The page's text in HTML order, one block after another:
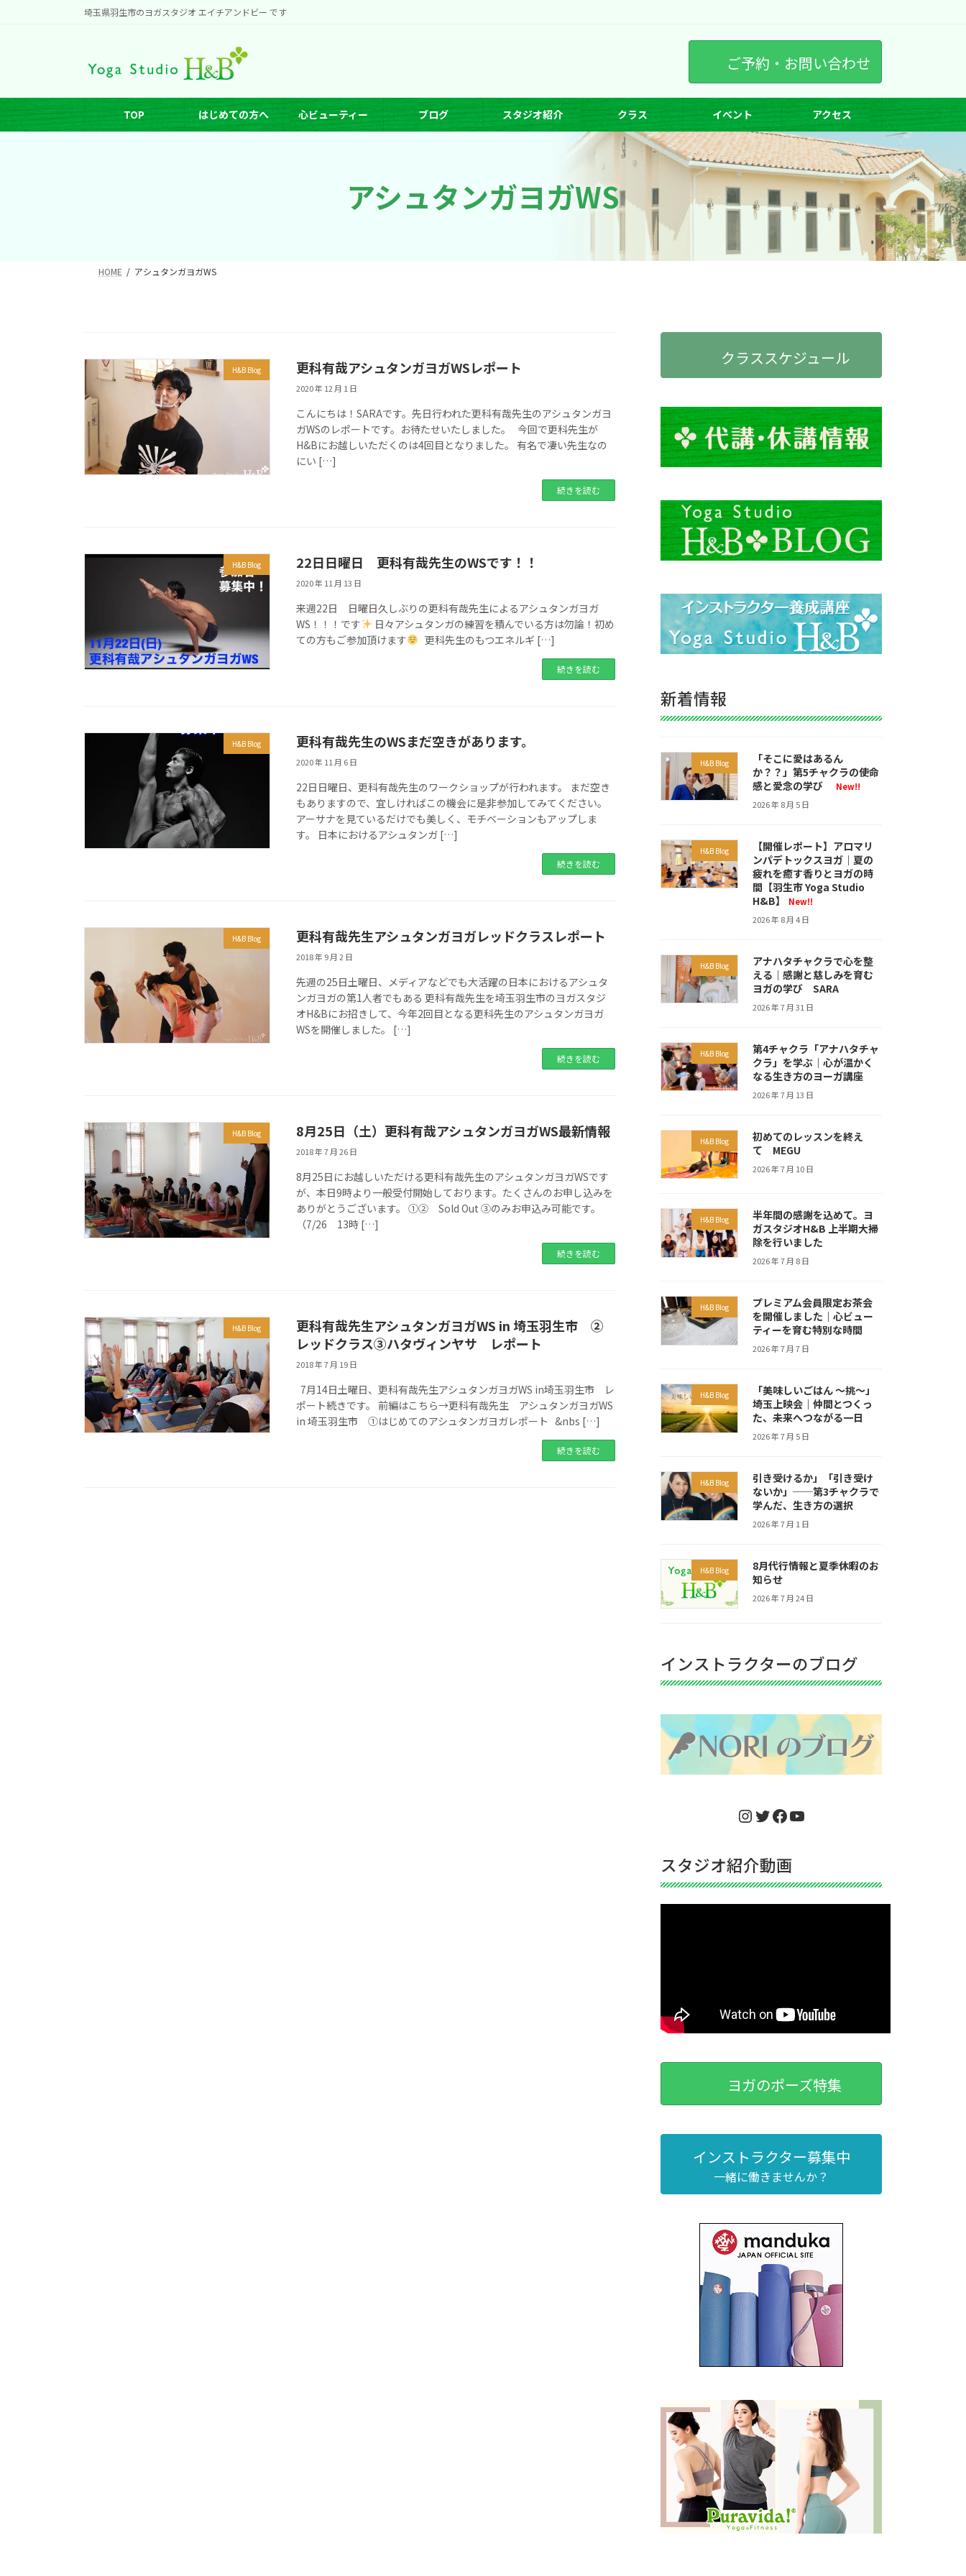
ツ
へ
ス
シ
ョ
ン
埼玉県羽生市のヨガスタジオ エイチアンドビー です
ご予約・お問い合わせ
TOP はじめての方へ 心ビューティー ブログ スタジオ紹介 クラス イベント アクセス
アシュタンガヨガWS
HOME アシュタンガヨガWS
H&B Blog 更科有哉アシュタンガヨガWSレポート
2020 年 12 月 1 日
こんにちは！SARAです。先日行われた更科有哉先生のアシュタンガヨ
ガWSのレポートです。お待たせいたしました。 今回で更科先生が
H&Bにお越しいただくのは4回目となりました。 有名で凄い先生なの
にい […]
続きを読む
H&B Blog 22日日曜日 更科有哉先生のWSです！！
2020 年 11 月 13 日
来週22日 日曜日久しぶりの更科有哉先生によるアシュタンガヨガ
WS！！！です
日々アシュタンガの練習を積んでいる方は勿論！初め
ての方もご参加頂けます
更科先生のもつエネルギ […]
続きを読む
H&B Blog 更科有哉先生のWSまだ空きがあります。
2020 年 11 月 6 日
22日日曜日、更科有哉先生のワークショップが行われます。 まだ空き
もありますので、宜しければこの機会に是非参加してみてください。
アーサナを見ているだけでも美しく、モチベーションもアップしま
す。 日本におけるアシュタンガ […]
続きを読む
H&B Blog 更科有哉先生アシュタンガヨガレッドクラスレポート
2018 年 9 月 2 日
先週の25日土曜日、メディアなどでも大活躍の日本におけるアシュタ
ンガヨガの第1人者でもある 更科有哉先生を埼玉羽生市のヨガスタジ
オH&Bにお招きして、今年2回目となる更科先生のアシュタンガヨガ
WSを開催しました。 […]
続きを読む
H&B Blog 8月25日（土）更科有哉アシュタンガヨガWS最新情報
2018 年 7 月 26 日
8月25日にお越しいただける更科有哉先生のアシュタンガヨガWSです
が、本日9時より一般受付開始しております。たくさんのお申し込みを
ありがとうございます。 ①② Sold Out ③のみお申込み可能です。
（7/26 13時 […]
続きを読む
H&B Blog
更科有哉先生アシュタンガヨガWS in 埼玉羽生市 ②
レッドクラス③ハタヴィンヤサ レポート
2018 年 7 月 19 日
7月14日土曜日、更科有哉先生アシュタンガヨガWS in埼玉羽生市 レ
ポート続きです。 前編はこちら→更科有哉先生 アシュタンガヨガWS
in 埼玉羽生市 ①はじめてのアシュタンガヨガレポート &nbs […]
続きを読む
クラススケジュール
新着情報
H&B Blog
「そこに愛はあるん
か？？」第5チャクラの使命
感と愛念の学び
New!!
2026 年 8 月 5 日
H&B Blog
【開催レポート】アロマリ
ンパデトックスヨガ｜夏の
疲れを癒す香りとヨガの時
間【羽生市 Yoga Studio
H&B】
New!!
2026 年 8 月 4 日
H&B Blog
アナハタチャクラで心を整
える｜感謝と慈しみを育む
ヨガの学び SARA
2026 年 7 月 31 日
H&B Blog
第4チャクラ「アナハタチャ
クラ」を学ぶ｜心が温かく
なる生き方のヨーガ講座
2026 年 7 月 13 日
H&B Blog
初めてのレッスンを終え
て MEGU
2026 年 7 月 10 日
H&B Blog
半年間の感謝を込めて。ヨ
ガスタジオH&B 上半期大掃
除を行いました
2026 年 7 月 8 日
H&B Blog
プレミアム会員限定お茶会
を開催しました｜心ビュー
ティーを育む特別な時間
2026 年 7 月 7 日
H&B Blog
「美味しいごはん ～挑～」
埼玉上映会｜仲間とつくっ
た、未来へつながる一日
2026 年 7 月 5 日
H&B Blog
引き受けるか」「引き受け
ないか」──第3チャクラで
学んだ、生き方の選択
2026 年 7 月 1 日
H&B Blog
8月代行情報と夏季休暇のお
知らせ
2026 年 7 月 24 日
インストラクターのブログ
Instagram
Twitter
Facebook
YouTube
スタジオ紹介動画
ヨガのポーズ特集
インストラクター募集中
一緒に働きませんか？